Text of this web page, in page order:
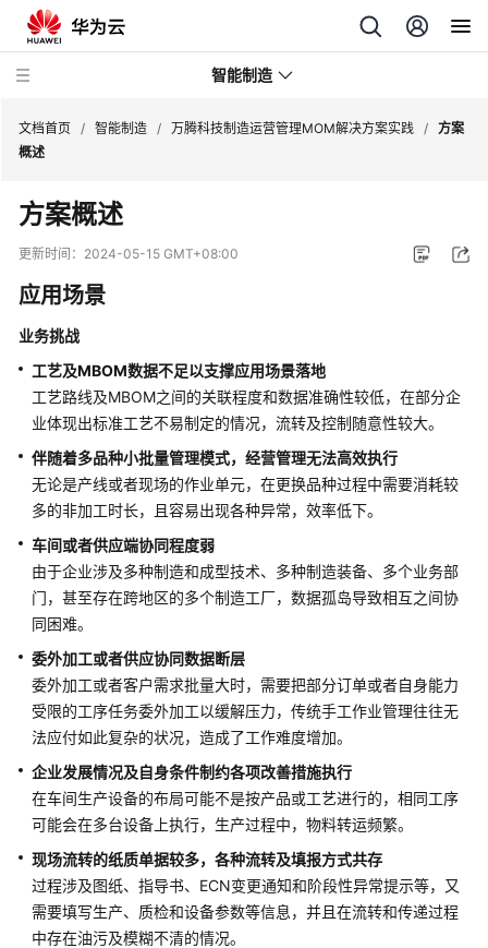
智能制造
为
云
片
云
服
务
解
决
方
案
映
云
科
技
车
联
网
数
据
基
础
设
施
解
决
方
案
文档首页 / 智能制造 / 万腾科技制造运营管理MOM解决方案实践 / 方案
概述
方案概述
更新时间： 2024-05-15 GMT+08:00
应用场景
业务挑战
工艺及MBOM数据不足以支撑应用场景落地
工艺路线及MBOM之间的关联程度和数据准确性较低，在部分企
业体现出标准工艺不易制定的情况，流转及控制随意性较大。
伴随着多品种小批量管理模式，经营管理无法高效执行
无论是产线或者现场的作业单元，在更换品种过程中需要消耗较
多的非加工时长，且容易出现各种异常，效率低下。
车间或者供应端协同程度弱
由于企业涉及多种制造和成型技术、多种制造装备、多个业务部
门，甚至存在跨地区的多个制造工厂，数据孤岛导致相互之间协
同困难。
委外加工或者供应协同数据断层
委外加工或者客户需求批量大时，需要把部分订单或者自身能力
受限的工序任务委外加工以缓解压力，传统手工作业管理往往无
法应付如此复杂的状况，造成了工作难度增加。
企业发展情况及自身条件制约各项改善措施执行
在车间生产设备的布局可能不是按产品或工艺进行的，相同工序
可能会在多台设备上执行，生产过程中，物料转运频繁。
现场流转的纸质单据较多，各种流转及填报方式共存
过程涉及图纸、指导书、ECN变更通知和阶段性异常提示等，又
需要填写生产、质检和设备参数等信息，并且在流转和传递过程
中存在油污及模糊不清的情况。